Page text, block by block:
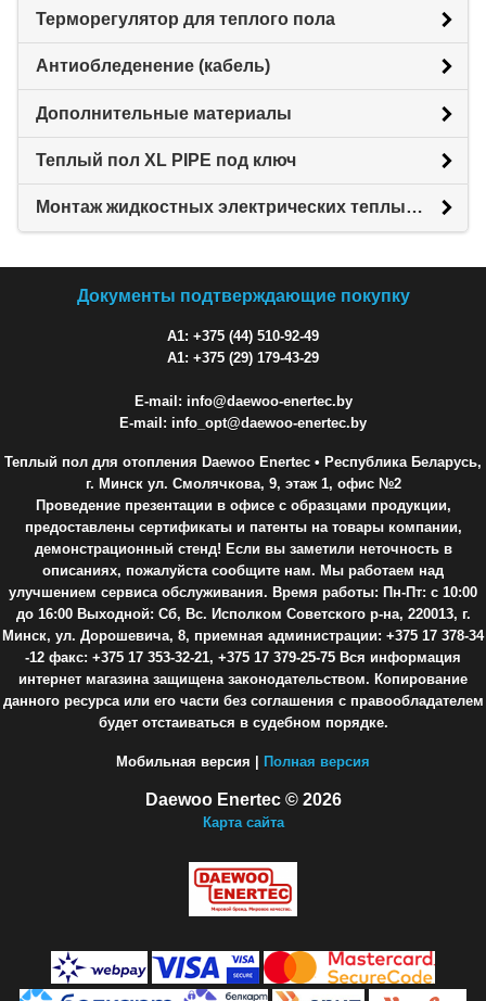
Терморегулятор для теплого пола
Антиобледенение (кабель)
Дополнительные материалы
Теплый пол XL PIPE под ключ
Монтаж жидкостных электрических теплых полов XL PIPE
Документы подтверждающие покупку
A1: +375 (44) 510-92-49
A1: +375 (29) 179-43-29
E-mail: info@daewoo-enertec.by
E-mail: info_opt@daewoo-enertec.by
Теплый пол для отопления Daewoo Enertec • Республика Беларусь,
г. Минск ул. Смолячкова, 9, этаж 1, офис №2
Проведение презентации в офисе с образцами продукции,
предоставлены сертификаты и патенты на товары компании,
демонстрационный стенд! Если вы заметили неточность в
описаниях, пожалуйста сообщите нам. Мы работаем над
улучшением сервиса обслуживания. Время работы: Пн-Пт: с 10:00
до 16:00 Выходной: Сб, Вс. Исполком Советского р-на, 220013, г.
Минск, ул. Дорошевича, 8, приемная администрации: +375 17 378-34
-12 факс: +375 17 353-32-21, +375 17 379-25-75 Вся информация
интернет магазина защищена законодательством. Копирование
данного ресурса или его части без соглашения с правообладателем
будет отстаиваться в судебном порядке.
Мобильная версия | Полная версия
Daewoo Enertec © 2026
Карта сайта